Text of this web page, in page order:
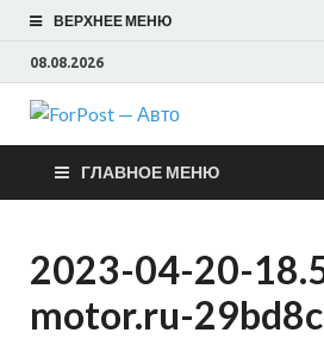
ВЕРХНЕЕ МЕНЮ
08.08.2026
Авто
ГЛАВНОЕ МЕНЮ
2023-04-20-
motor.ru-